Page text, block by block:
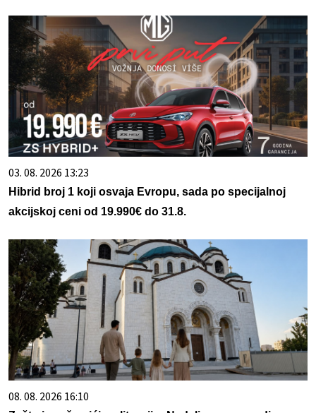
03. 08. 2026 13:23
Hibrid broj 1 koji osvaja Evropu, sada po specijalnoj
akcijskoj ceni od 19.990€ do 31.8.
08. 08. 2026 16:10